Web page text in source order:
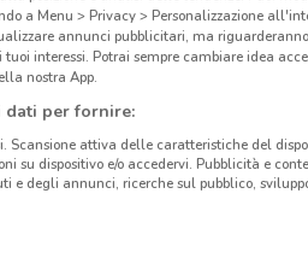
a Menu > Privacy > Personalizzazione
annunci pubblicitari, ma
interessi. Potrai sempre cambiare idea
nostra App.
dati per fornire:
Scansione attiva delle caratteristiche del
su dispositivo e/o accedervi. Pubblicità e
e degli annunci, ricerche sul pubblico,